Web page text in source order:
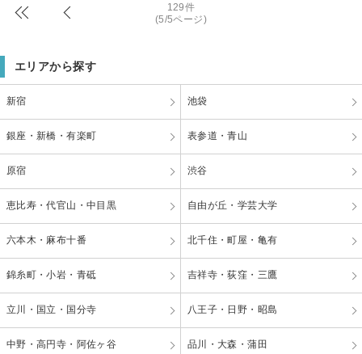
129件
(5/5ページ)
エリアから探す
新宿 池袋
銀座・新橋・有楽町 表参道・青山
原宿 渋谷
恵比寿・代官山・中目黒 自由が丘・学芸大学
六本木・麻布十番 北千住・町屋・亀有
錦糸町・小岩・青砥 吉祥寺・荻窪・三鷹
立川・国立・国分寺 八王子・日野・昭島
中野・高円寺・阿佐ヶ谷 品川・大森・蒲田